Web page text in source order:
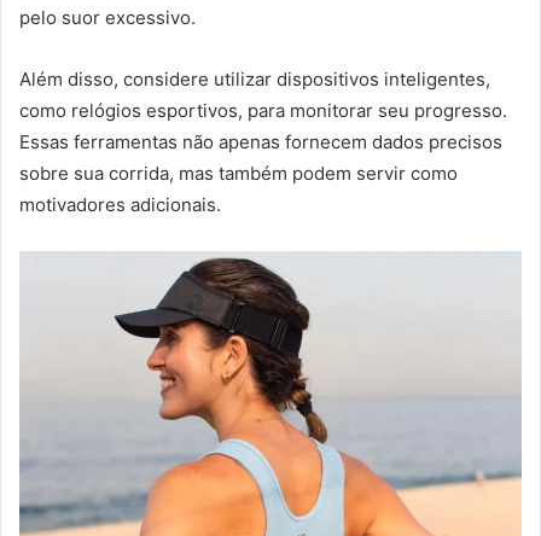
pelo suor excessivo.
Além disso, considere utilizar dispositivos inteligentes,
como relógios esportivos, para monitorar seu progresso.
Essas ferramentas não apenas fornecem dados precisos
sobre sua corrida, mas também podem servir como
motivadores adicionais.